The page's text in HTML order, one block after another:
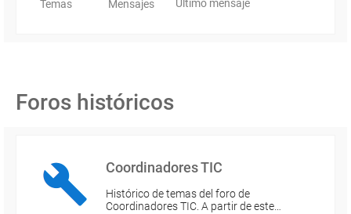
Temas Mensajes
Último mensaje
Foros históricos
Coordinadores TIC
Histórico de temas del foro de
Coordinadores TIC. A partir de este…